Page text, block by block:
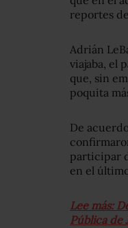
reportes
Adrián
viajaba, el
que, sin
poquita
De
participar
en el
Lee más:
Pública de